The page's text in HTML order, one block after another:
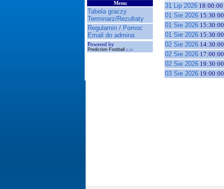
Menu
Tabela graczy
Terminarz/Rezultaty
Regulamin / Pomoc
Email do admina
Powered by
Prediction Football 1.11
31 Lip 2026 18:00:00
01 Sie 2026 15:30:00
01 Sie 2026 15:30:00
01 Sie 2026 15:30:00
02 Sie 2026 14:30:00
02 Sie 2026 17:00:00
02 Sie 2026 19:30:00
03 Sie 2026 19:00:00